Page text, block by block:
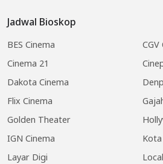
Jadwal Bioskop
BES Cinema
CGV
Cinema 21
Dakota Cinema
Flix Cinema
Golden Theater
IGN Cinema
Layar Digi